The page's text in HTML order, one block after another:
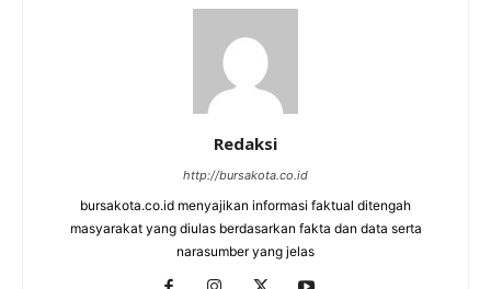
Redaksi
http://bursakota.co.id
bursakota.co.id menyajikan informasi faktual ditengah
masyarakat yang diulas berdasarkan fakta dan data serta
narasumber yang jelas